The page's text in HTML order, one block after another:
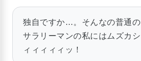
独自ですか…。そんなの普通の
サラリーマンの私にはムズカシ
ィィィィィッ！